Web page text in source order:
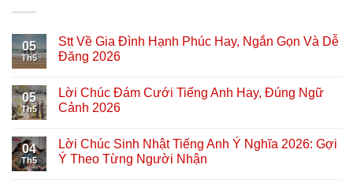
05
Th5
Stt Về Gia Đình Hạnh Phúc Hay, Ngắn Gọn Và Dễ
Đăng 2026
05
Th5
Lời Chúc Đám Cưới Tiếng Anh Hay, Đúng Ngữ
Cảnh 2026
04
Th5
Lời Chúc Sinh Nhật Tiếng Anh Ý Nghĩa 2026: Gợi
Ý Theo Từng Người Nhận